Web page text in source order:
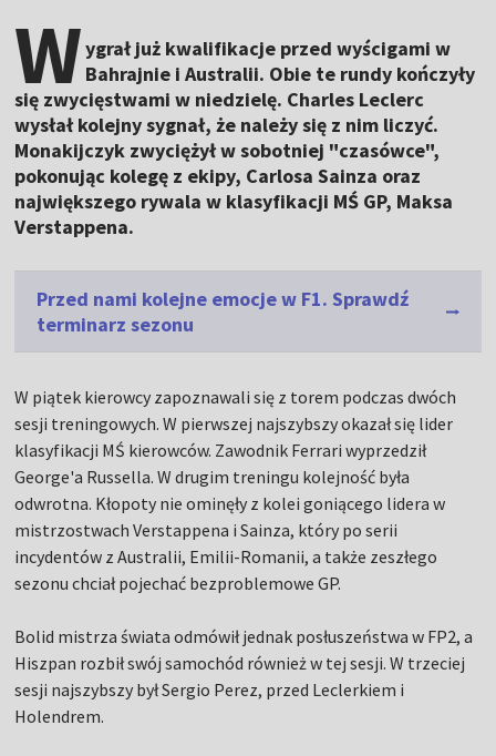
Wygrał już kwalifikacje przed wyścigami w
Bahrajnie i Australii. Obie te rundy kończyły
się zwycięstwami w niedzielę. Charles Leclerc
wysłał kolejny sygnał, że należy się z nim liczyć.
Monakijczyk zwyciężył w sobotniej "czasówce",
pokonując kolegę z ekipy, Carlosa Sainza oraz
największego rywala w klasyfikacji MŚ GP, Maksa
Verstappena.
Przed nami kolejne emocje w F1. Sprawdź
terminarz sezonu
W piątek kierowcy zapoznawali się z torem podczas dwóch
sesji treningowych. W pierwszej najszybszy okazał się lider
klasyfikacji MŚ kierowców. Zawodnik Ferrari wyprzedził
George'a Russella. W drugim treningu kolejność była
odwrotna. Kłopoty nie ominęły z kolei goniącego lidera w
mistrzostwach Verstappena i Sainza, który po serii
incydentów z Australii, Emilii-Romanii, a także zeszłego
sezonu chciał pojechać bezproblemowe GP.
Bolid mistrza świata odmówił jednak posłuszeństwa w FP2, a
Hiszpan rozbił swój samochód również w tej sesji. W trzeciej
sesji najszybszy był Sergio Perez, przed Leclerkiem i
Holendrem.